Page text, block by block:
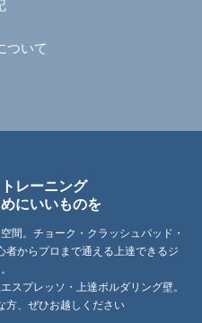
ついて
レーニング
にいいものを
間。チョーク・クラッシュパッド・
者からプロまで通える上達できるジ
スプレッソ・上達ボルダリング壁。
方、ぜひお越しください